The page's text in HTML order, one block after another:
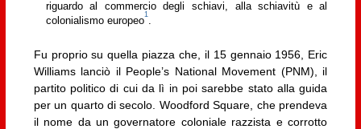
riguardo al commercio degli schiavi, alla schiavitù e al
colonialismo europeo
1
.
Fu proprio su quella piazza che, il 15 gennaio 1956, Eric
Williams lanciò il People’s National Movement (PNM), il
partito politico di cui da lì in poi sarebbe stato alla guida
per un quarto di secolo. Woodford Square, che prendeva
il nome da un governatore coloniale razzista e corrotto